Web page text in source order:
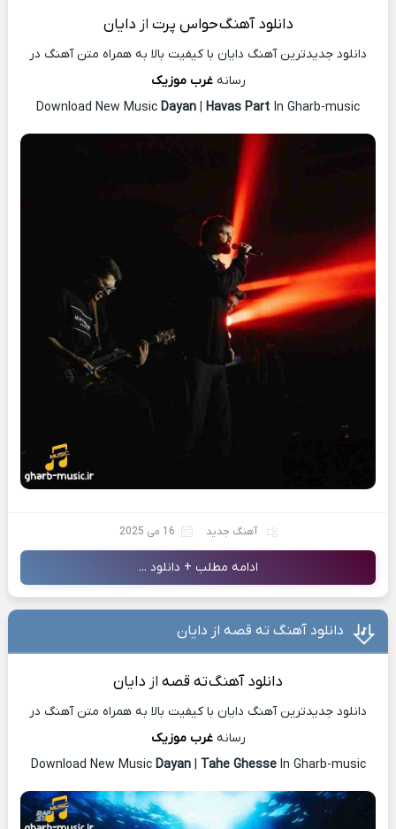
دانلود آهنگحواس پرت از دایان
دانلود جدیدترین آهنگ دایان با کیفیت بالا به همراه متن آهنگ در
رسانهغرب موزیک
Download New Music Dayan | Havas Part In Gharb-music
آهنگ جدید 16 می 2025
ادامه مطلب + دانلود ...
دانلود آهنگ ته قصه از دایان
دانلود آهنگته قصه از دایان
دانلود جدیدترین آهنگ دایان با کیفیت بالا به همراه متن آهنگ در
رسانهغرب موزیک
Download New Music Dayan| Tahe GhesseIn Gharb-music